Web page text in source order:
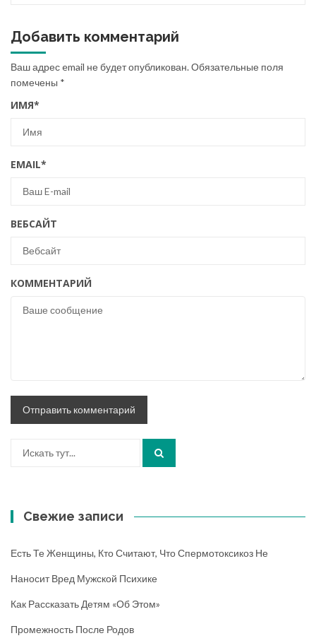
Добавить комментарий
Ваш адрес email не будет опубликован.Обязательные поля
помечены *
ИМЯ*
EMAIL*
ВЕБСАЙТ
КОММЕНТАРИЙ
Свежие записи
Есть Те Женщины, Кто Считают, Что Спермотоксикоз Не
Наносит Вред Мужской Психике
Как Рассказать Детям «об Этом»
Промежность После Родов